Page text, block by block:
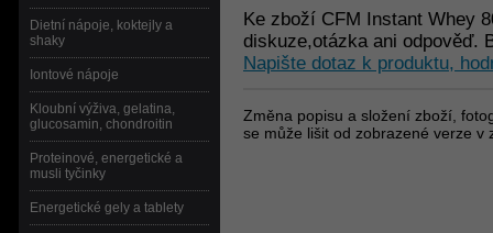
Ke zboží CFM Instant Whey
diskuze,otázka ani odpověď.
Napište dotaz k produktu,
Změna popisu a složení zboží,
se může lišit od zobrazené verze
Dietní nápoje, koktejly a
shaky
Iontové nápoje
Kloubní výživa, gelatina,
glucosamin, chondroitin
Proteinové, energetické a
musli tyčinky
Energetické gely a tablety